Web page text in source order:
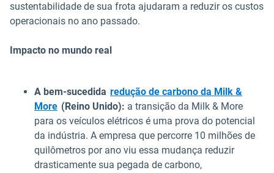
sustentabilidade de sua frota ajudaram a reduzir os custos
operacionais no ano passado.
Impacto no mundo real
A bem-sucedida redução de carbono da Milk &
More (Reino Unido): a transição da Milk & More
para os veículos elétricos é uma prova do potencial
da indústria. A empresa que percorre 10 milhões de
quilômetros por ano viu essa mudança reduzir
drasticamente sua pegada de carbono,